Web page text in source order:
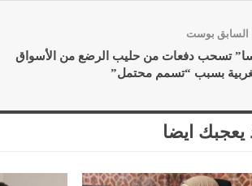
السابق بوست
تسحب دفعات من حليب الرضع من الأسواق
بسبب “تسمم محتمل”
يعجبك ايضا